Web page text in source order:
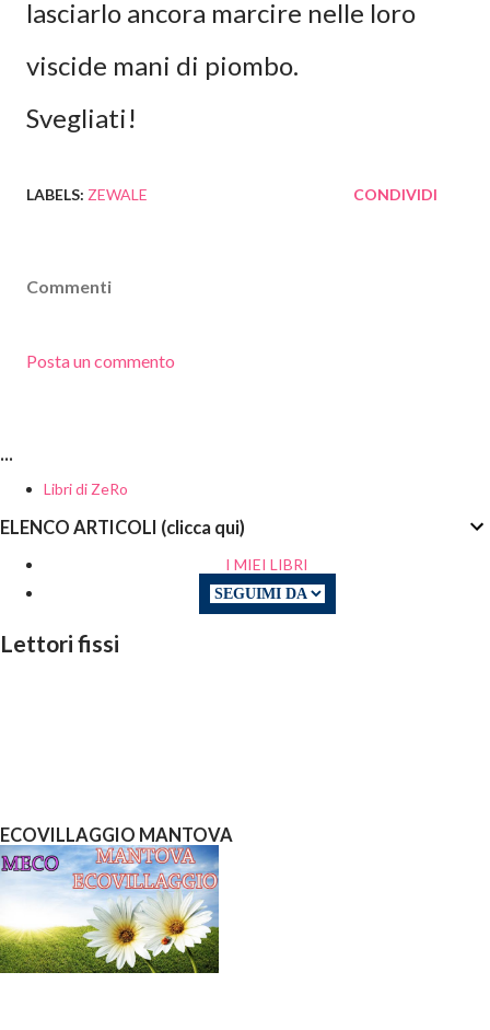
lasciarlo ancora marcire nelle loro
viscide mani di piombo.
Svegliati!
LABELS: ZEWALE CONDIVIDI
Commenti
Posta un commento
...
Libri di ZeRo
ELENCO ARTICOLI (clicca qui)
I MIEI LIBRI
Lettori fissi
ECOVILLAGGIO MANTOVA